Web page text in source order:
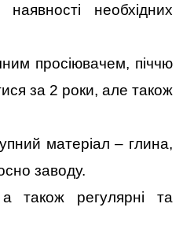
необхідних
просіювачем, піччю
за 2 роки, але також
матеріал – глина,
заводу.
також регулярні та